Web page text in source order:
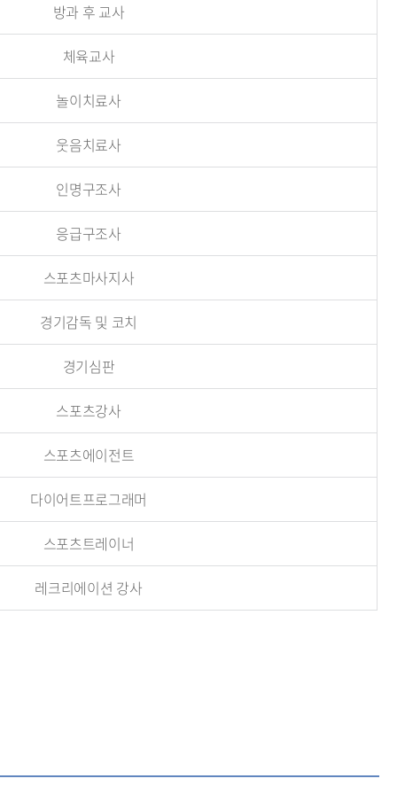
방과 후 교사
체육교사
놀이치료사
웃음치료사
인명구조사
응급구조사
스포츠마사지사
경기감독 및 코치
경기심판
스포츠강사
스포츠에이전트
다이어트프로그래머
스포츠트레이너
레크리에이션 강사